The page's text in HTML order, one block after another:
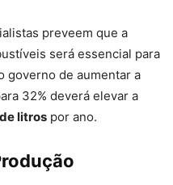
preveem que a
será essencial para
governo de aumentar a
32% deverá elevar a
litros por ano.